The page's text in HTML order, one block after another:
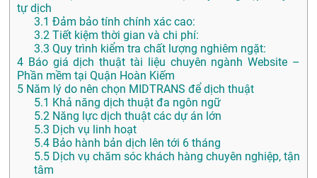
tự dịch
3.1 Đảm bảo tính chính xác cao:
3.2 Tiết kiệm thời gian và chi phí:
3.3 Quy trình kiểm tra chất lượng nghiêm ngặt:
4 Báo giá dịch thuật tài liệu chuyên ngành Website –
Phần mềm tại Quận Hoàn Kiếm
5 Năm lý do nên chọn MIDTRANS để dịch thuật
5.1 Khả năng dịch thuật đa ngôn ngữ
5.2 Năng lực dịch thuật các dự án lớn
5.3 Dịch vụ linh hoạt
5.4 Bảo hành bản dịch lên tới 6 tháng
5.5 Dịch vụ chăm sóc khách hàng chuyên nghiệp, tận
tâm